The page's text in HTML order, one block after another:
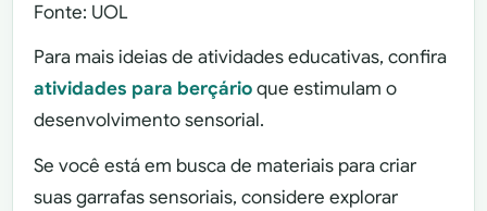
Fonte: UOL
Para mais ideias de atividades educativas, confira
atividades para berçárioque estimulam o
desenvolvimento sensorial.
Se você está em busca de materiais para criar
suas garrafas sensoriais, considere explorar